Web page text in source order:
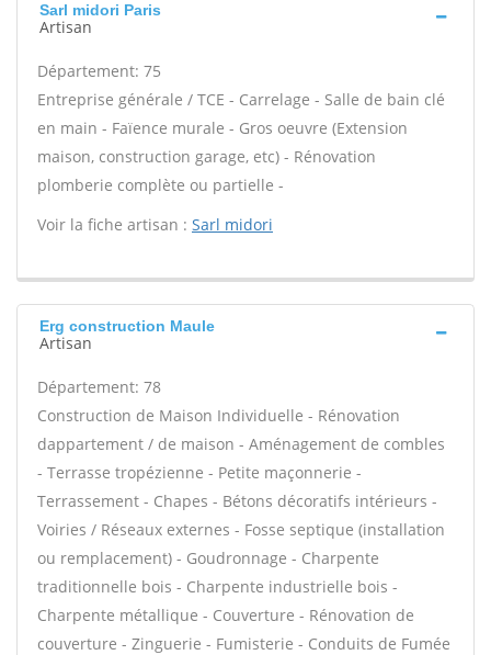
Sarl midori Paris
Artisan
Département: 75
Entreprise générale / TCE - Carrelage - Salle de bain clé
en main - Faïence murale - Gros oeuvre (Extension
maison, construction garage, etc) - Rénovation
plomberie complète ou partielle -
Voir la fiche artisan : Sarl midori
Erg construction Maule
Artisan
Département: 78
Construction de Maison Individuelle - Rénovation
dappartement / de maison - Aménagement de combles
- Terrasse tropézienne - Petite maçonnerie -
Terrassement - Chapes - Bétons décoratifs intérieurs -
Voiries / Réseaux externes - Fosse septique (installation
ou remplacement) - Goudronnage - Charpente
traditionnelle bois - Charpente industrielle bois -
Charpente métallique - Couverture - Rénovation de
couverture - Zinguerie - Fumisterie - Conduits de Fumée